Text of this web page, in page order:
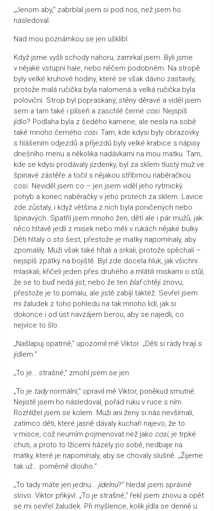
„Jenom aby,“ zabrblal jsem si pod nos, než jsem ho
následoval.
Nad mou poznámkou se jen ušklíbl.
Když jsme vyšli schody nahoru, zamrkal jsem. Byli jsme
v nějaké vstupní hale, nebo něčem podobném. Na stropě
byly velké kruhové hodiny, které se však dávno zastavily,
protože malá ručička byla nalomená a velká ručička byla
poloviční. Strop byl popraskaný, stěny děravé a viděl jsem
sem a tam také i plíseň a zaschlé černé cosi. Nejspíš
jídlo? Podlaha byla z šedého kamene, ale nesla na sobě
také mnoho černého cosi. Tam, kde kdysi byly obrazovky
s hlášením odjezdů a příjezdů byly velké krabice s nápisy
dnešního menu a několika nadávkami na mou matku. Tam,
kde se kdysi prodávaly jízdenky, byl za sklem tlustý muž ve
špinavé zástěře a točil s nějakou stříbrnou naběračkou
cosi. Neviděl jsem co – jen jsem viděl jeho rytmický
pohyb a konec naběračky v jeho prstech za sklem. Lavice
zde zůstaly, i když většina z nich byla poničených nebo
špinavých. Spatřil jsem mnoho žen, dětí ale i pár mužů, jak
něco hltavě jedli z misek nebo měli v rukách nějaké bulky.
Děti hltaly o sto šest, přestože je matky napomínaly, aby
zpomalily. Muži však také hltali a srkali, protože spěchali –
nejspíš zpátky na bojiště. Byl zde docela hluk, jak všichni
mlaskali, křičeli jeden přes druhého a mlátili miskami o stůl,
že se to buď nedá jíst, nebo že ten blafchtějí znovu,
přestože je to pomalu, ale jistě zabíjí taktéž. Sevřel jsem
mi žaludek z toho pohledu na tak mnoho lidí, jak si
dokonce i od úst navzájem berou, aby se najedli, co
nejvíce to šlo.
„Našlapuj opatrně,“ upozornil mě Viktor. „Děti si rády hrají s
jídlem.“
„To je… strašné,“ zmohl jsem se jen.
„To je tadynormální,“ opravil mě Viktor, poněkud smutně.
Nejistě jsem ho následoval, pořád ruku v ruce s ním.
Rozhlížel jsem se kolem. Muži ani ženy si nás nevšímali,
zatímco děti, které jasně dávaly kuchaři najevo, že to
v misce, což neumím pojmenovat než jako cosi, je trpké
chuti, a proto to lžícemi házely po sobě, nedbaje na
matky, které je napomínaly, aby se chovaly slušně. „Žijeme
tak už… poměrně dlouho.“
„To tady máte jen jednu… jídelnu?“ hledal jsem správné
slovo. Viktor přikývl. „To je strašné,“ řekl jsem znovu a opět
se mi sevřel žaludek. Při myšlence, kolik jídla se denně u